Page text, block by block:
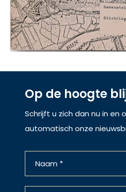
Op de hoogte
Schrijft u zich dan nu in en
automatisch onze